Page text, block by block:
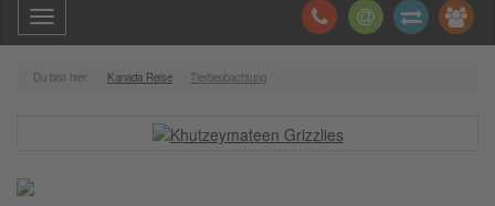
Toggle
navigation
Du bist hier: Kanada Reise Tierbeobachtung